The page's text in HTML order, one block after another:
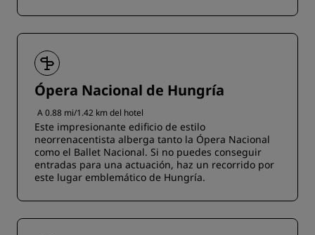
Ópera Nacional de Hungría
A 0.88 mi/1.42 km del hotel
Este impresionante edificio de estilo
neorrenacentista alberga tanto la Ópera Nacional
como el Ballet Nacional. Si no puedes conseguir
entradas para una actuación, haz un recorrido por
este lugar emblemático de Hungría.